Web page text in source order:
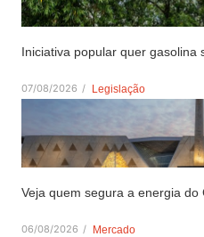
Iniciativa popular quer gasolina
07/08/2026 / Legislação
Veja quem segura a energia
06/08/2026 / Mercado